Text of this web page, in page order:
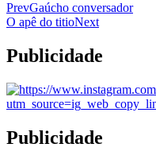
PrevGaúcho conversador
O apê do titioNext
Publicidade
Publicidade